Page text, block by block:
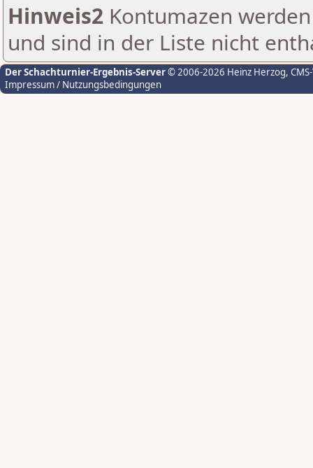
Hinweis2 Kontumazen
und sind in der Liste nicht
Der Schachturnier-Ergebnis-Server© 2006-2026 Heinz Herzog,
Impressum / Nutzungsbedingungen